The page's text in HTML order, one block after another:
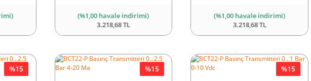
(%1,00 havale indirimi)
3.218,68 TL
(%1,00 havale indirimi)
3.218,68 TL
%15 %15 %15